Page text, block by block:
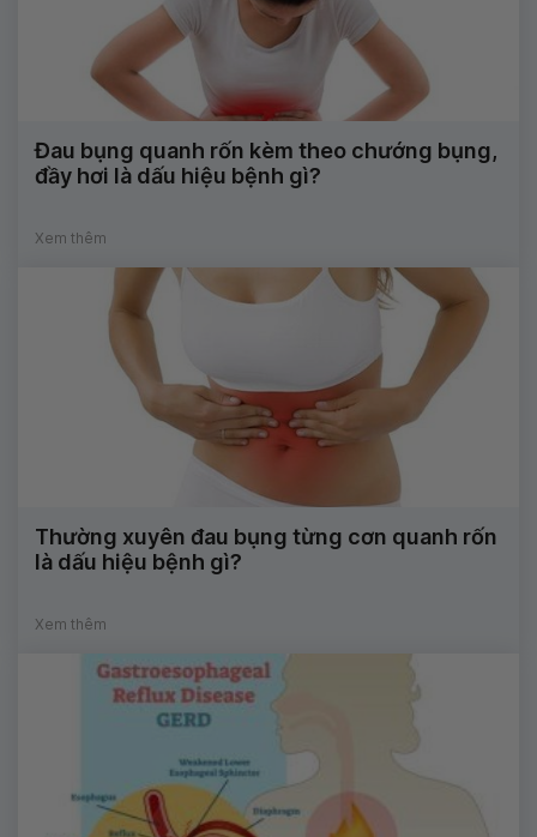
Đau bụng quanh rốn kèm theo chướng bụng,
đầy hơi là dấu hiệu bệnh gì?
Xem thêm
Thường xuyên đau bụng từng cơn quanh rốn
là dấu hiệu bệnh gì?
Xem thêm